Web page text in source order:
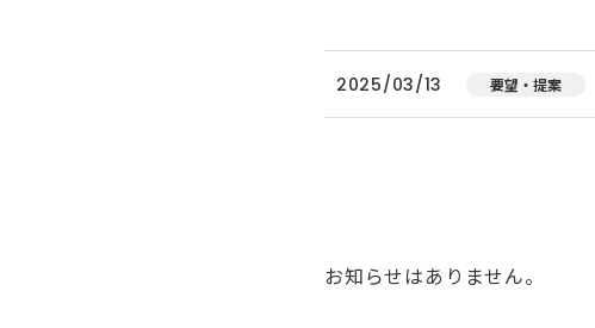
2025/03/13 要望・提案
お知らせはありません。